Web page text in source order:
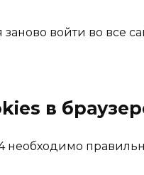
войти во все
в